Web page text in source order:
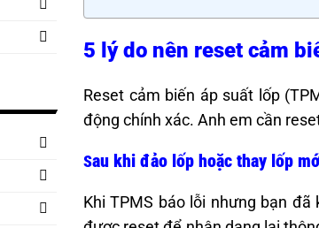
5 lý do nên reset cảm
Reset cảm biến áp suất lốp
động chính xác. Anh em cần
Sau khi đảo lốp hoặc thay lốp
Khi TPMS báo lỗi nhưng bạn